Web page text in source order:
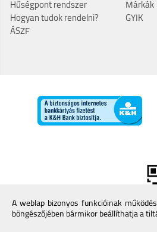
Hűségpont rendszer
Hogyan tudok rendelni?
ÁSZF
Márkák
GYIK
A weblap bizonyos funkcióinak
böngészőjében bármikor beállíthatja a